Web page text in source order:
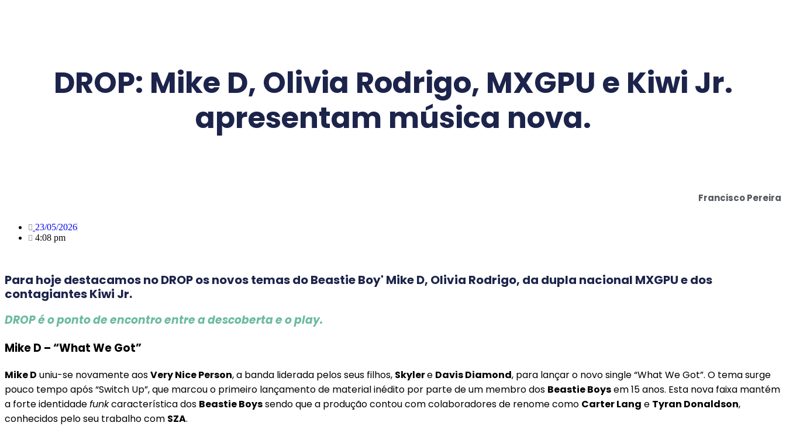
DROP: Mike D, Olivia Rodrigo, MXGPU e Kiwi Jr.
apresentam música nova.
Francisco Pereira
23/05/2026
4:08 pm
Para hoje destacamos no DROP os novos temas do Beastie Boy' Mike D, Olivia Rodrigo, da dupla nacional MXGPU e dos
contagiantes Kiwi Jr.
DROP é o ponto de encontro entre a descoberta e o play.
Mike D – “What We Got”
Mike D uniu-se novamente aosVery Nice Person, a banda liderada pelos seus filhos, Skylere Davis Diamond, para lançar o novo single “What We Got”. O tema surge
pouco tempo após “Switch Up”, que marcou o primeiro lançamento de material inédito por parte de um membro dos Beastie Boysem 15 anos. Esta nova faixa mantém
a forte identidadefunkcaracterística dos Beastie Boyssendo que a produção contou com colaboradores de renome como Carter Lang e Tyran Donaldson,
conhecidos pelo seu trabalho com SZA.